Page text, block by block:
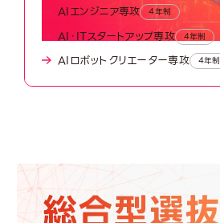
AIエンジニア専攻 4年制
AI・ITスタートアップ専攻 4年制
AIロボットクリエーター専攻 4年制